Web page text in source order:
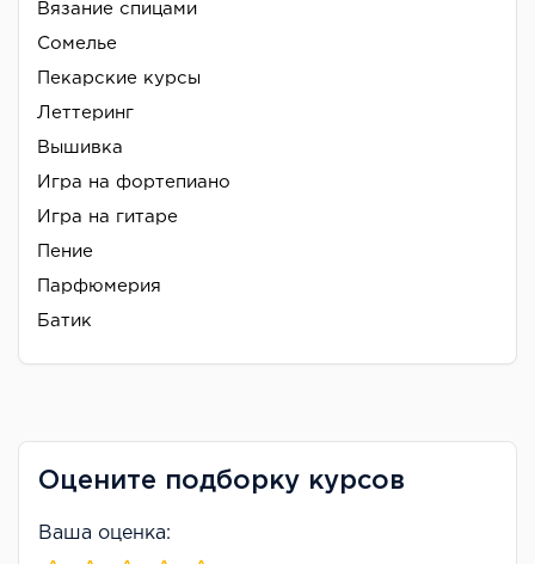
Вязание спицами
Сомелье
Пекарские курсы
Леттеринг
Вышивка
Игра на фортепиано
Игра на гитаре
Пение
Парфюмерия
Батик
Оцените подборку курсов
Ваша оценка: